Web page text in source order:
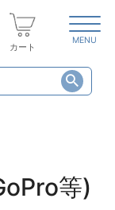
カート
MENU
等)